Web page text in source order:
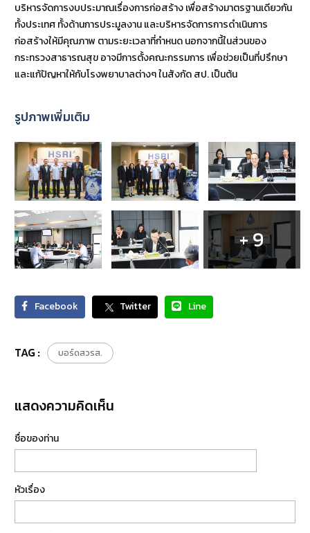
บริหารจัดการงบประมาณเรื่องการก่อสร้าง เพื่อสร้างมาตรฐานเดียวกัน
ทั้งประเทศ ทั้งด้านการประมูลงาน และบริหารจัดการการดำเนินการ
ก่อสร้างให้มีคุณภาพ ตามระยะเวลาที่กำหนด นอกจากนี้ในส่วนของ
กระทรวงสาธารณสุข อาจมีการตั้งคณะกรรมการ เพื่อช่วยเป็นที่ปรึกษา
และแก้ปัญหาให้กับโรงพยาบาลต่างๆ ในสังกัด สป. เป็นต้น
รูปภาพเพิ่มเติม
+ 9
Facebook Twitter Line
TAG : บอร์ดสวรส.
แสดงความคิดเห็น
ชื่อของท่าน
หัวเรื่อง